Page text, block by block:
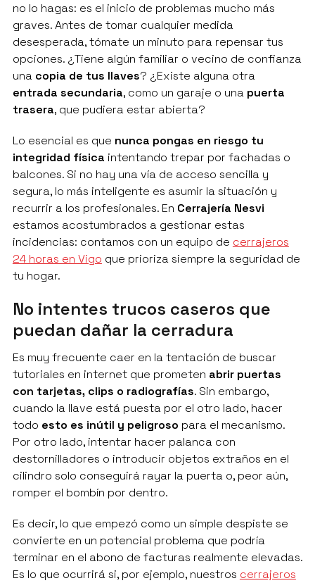
no lo hagas: es el inicio de problemas mucho más
graves. Antes de tomar cualquier medida
desesperada, tómate un minuto para repensar tus
opciones. ¿Tiene algún familiar o vecino de confianza
una copia de tus llaves? ¿Existe alguna otra
entrada secundaria, como un garaje o una puerta
trasera, que pudiera estar abierta?
Lo esencial es que nunca pongas en riesgo tu
integridad física intentando trepar por fachadas o
balcones. Si no hay una vía de acceso sencilla y
segura, lo más inteligente es asumir la situación y
recurrir a los profesionales. En Cerrajería Nesvi
estamos acostumbrados a gestionar estas
incidencias: contamos con un equipo de cerrajeros
24 horas en Vigo que prioriza siempre la seguridad de
tu hogar.
No intentes trucos caseros que
puedan dañar la cerradura
Es muy frecuente caer en la tentación de buscar
tutoriales en internet que prometen abrir puertas
con tarjetas, clips o radiografías. Sin embargo,
cuando la llave está puesta por el otro lado, hacer
todo esto es inútil y peligroso para el mecanismo.
Por otro lado, intentar hacer palanca con
destornilladores o introducir objetos extraños en el
cilindro solo conseguirá rayar la puerta o, peor aún,
romper el bombín por dentro.
Es decir, lo que empezó como un simple despiste se
convierte en un potencial problema que podría
terminar en el abono de facturas realmente elevadas.
Es lo que ocurrirá si, por ejemplo, nuestros cerrajeros